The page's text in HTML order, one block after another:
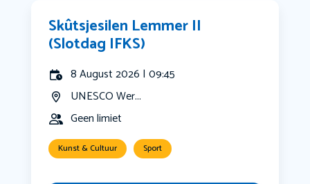
Skûtsjesilen Lemmer II
(Slotdag IFKS)
8 August 2026 | 09:45
UNESCO Wer...
Geen limiet
Kunst & Cultuur Sport